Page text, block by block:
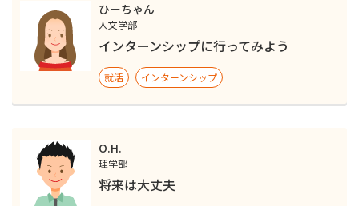
ひーちゃん
人文学部
インターンシップに行ってみよう
就活 インターンシップ
O.H.
理学部
将来は大丈夫